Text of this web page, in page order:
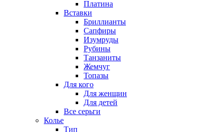
Платина
Вставки
Бриллианты
Сапфиры
Изумруды
Рубины
Танзаниты
Жемчуг
Топазы
Для кого
Для женщин
Для детей
Все серьги
Колье
Тип